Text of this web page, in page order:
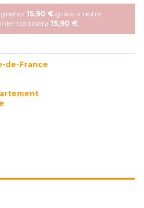
15,90 € grâce à notre
totalisera 15,90 €.
de-France